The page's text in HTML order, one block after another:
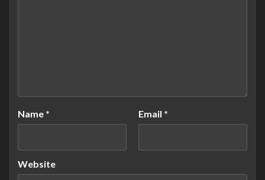
Name * Email *
Website